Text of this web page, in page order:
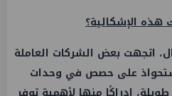
هذه الإشكالية؟
اتجهت بعض الشركات العاملة
على حصص في وحدات